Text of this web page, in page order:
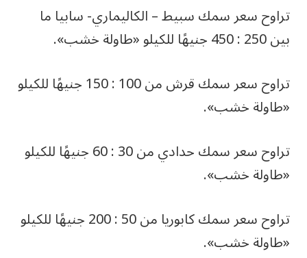
تراوح سعر سمك سبيط – الكاليماري- سابيا ما
بين 250 : 450 جنيهًا للكيلو «طاولة خشب».
تراوح سعر سمك قرش من 100 : 150 جنيهًا للكيلو
«طاولة خشب».
تراوح سعر سمك حدادي من 30 : 60 جنيهًا للكيلو
«طاولة خشب».
تراوح سعر سمك كابوريا من 50 : 200 جنيهًا للكيلو
«طاولة خشب».